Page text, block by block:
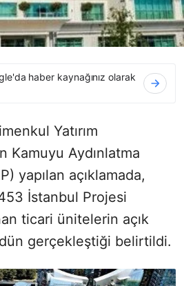
haber kaynağınız olarak
Yatırım
Kamuyu Aydınlatma
yapılan açıklamada,
İstanbul Projesi
ticari ünitelerin açık
gerçekleştiği belirtildi.